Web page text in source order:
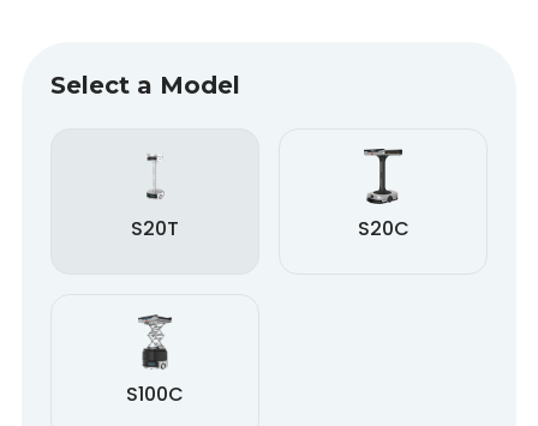
Select a Model
S20T S20C
S100C